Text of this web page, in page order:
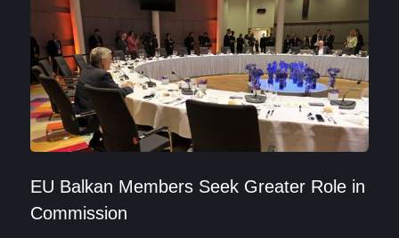
EU Balkan Members Seek Greater Role in
Commission